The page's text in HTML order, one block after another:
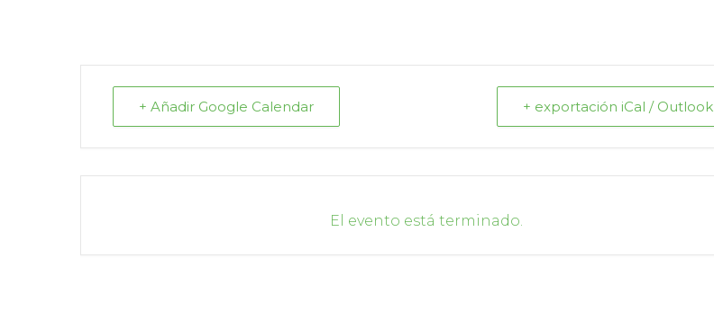
+ Añadir Google Calendar + exportación iCal / Outlook
El evento está terminado.